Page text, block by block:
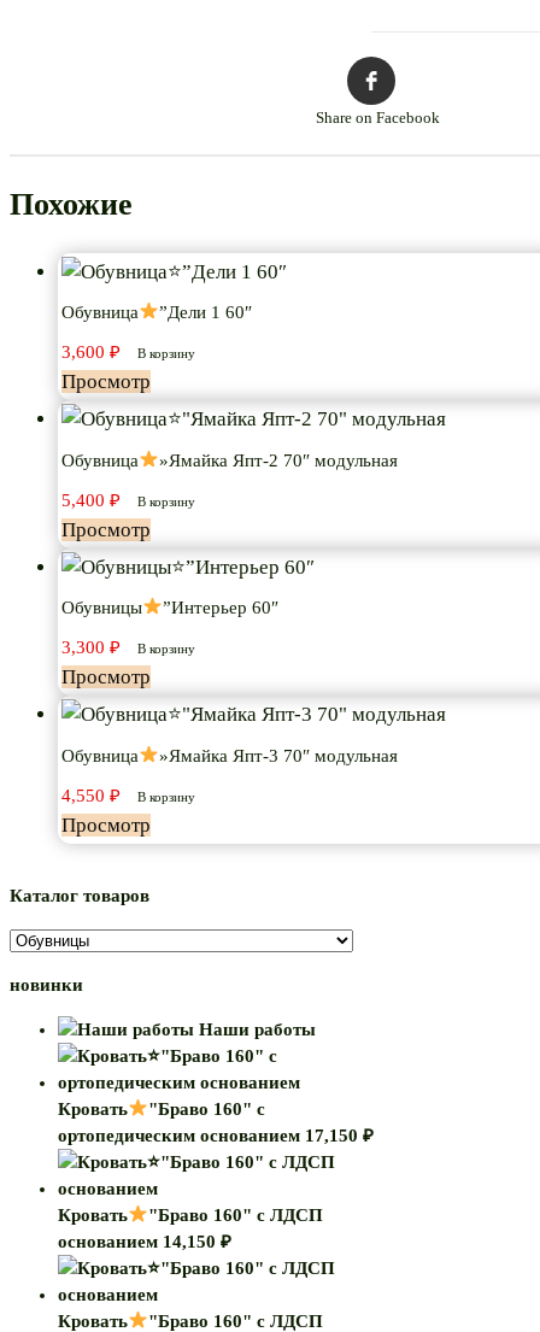
Share on Facebook
Похожие
Обувница ”Дели 1 60″
3,600 ₽ В корзину
Просмотр
Обувница »Ямайка Япт-2 70″ модульная
5,400 ₽ В корзину
Просмотр
Обувницы ”Интерьер 60″
3,300 ₽ В корзину
Просмотр
Обувница »Ямайка Япт-3 70″ модульная
4,550 ₽ В корзину
Просмотр
Каталог товаров
новинки
Наши работы
Кровать
"Браво 160" с
ортопедическим основанием 17,150 ₽
Кровать
"Браво 160" с ЛДСП
основанием 14,150 ₽
Кровать
"Браво 160" с ЛДСП